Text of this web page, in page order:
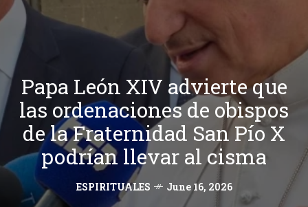
Papa León XIV advierte que
las ordenaciones de obispos
de la Fraternidad San Pío X
podrían llevar al cisma
ESPIRITUALES June 16, 2026